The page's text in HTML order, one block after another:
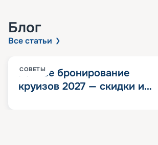
Блог
Все статьи
СОВЕТЫ
Раннее бронирование
круизов 2027 — скидки и